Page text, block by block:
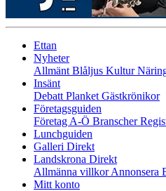
Ettan
Nyheter
Allmänt Blåljus Kultur
Insänt
Debatt Planket Gästkrönikor
Företagsguiden
Företag A-Ö Branscher
Lunchguiden
Galleri Direkt
Landskrona Direkt
Allmänna villkorAnnonsera
Mitt konto